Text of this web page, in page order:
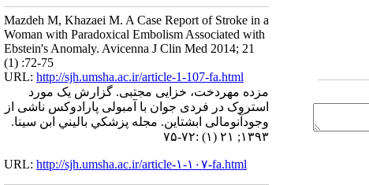
Mazdeh M, Khazaei M. A Case Report of Stroke in a
Woman with Paradoxical Embolism Associated with
Ebstein's Anomaly. Avicenna J Clin Med 2014; 21
(1) :72-75
URL: http://sjh.umsha.ac.ir/article-1-107-fa.html
مزده مهردخت، خزایی مجتبی. گزارش یک مورد
استروک در فردی جوان با آمبولی پارادوکس ناشی از
وجودآنومالی ابشتاین. مجله پزشكي باليني ابن سينا.
۱۳۹۳; ۲۱ (۱) :۷۲-۷۵
URL: http://sjh.umsha.ac.ir/article-۱-۱۰۷-fa.html